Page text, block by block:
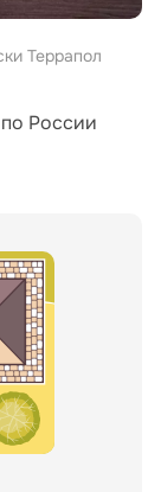
Террапол
по России